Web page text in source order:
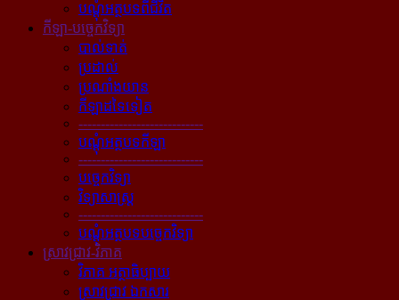
បណ្ដុំអត្ថបទពីជីវិត
កីឡា-បច្ចេកវិទ្យា
បាល់ទាត់
ប្រដាល់
ប្រណាំងយាន
កីឡាដទៃទៀត
----------------------------
បណ្ដុំអត្ថបទកីឡា
----------------------------
បច្ចេកវិទ្យា
វិទ្យាសាស្ត្រ
----------------------------
បណ្ដុំអត្ថបទបច្ចេកវិទ្យា
ស្រាវជ្រាវ-វិភាគ
វិភាគ អត្ថាធិប្បាយ
ស្រាវជ្រាវ ឯកសារ